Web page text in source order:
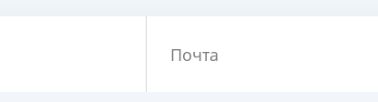
Почта